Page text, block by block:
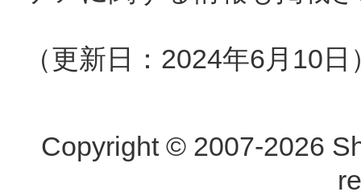
（更新日：2024年6月10日
Copyright © 2007-2026